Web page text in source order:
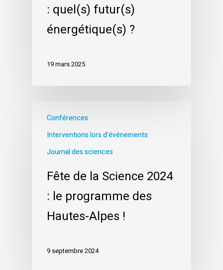
: quel(s) futur(s)
énergétique(s) ?
19 mars 2025
Conférences
Interventions lors d’événements
Journal des sciences
Fête de la Science 2024
: le programme des
Hautes-Alpes !
9 septembre 2024